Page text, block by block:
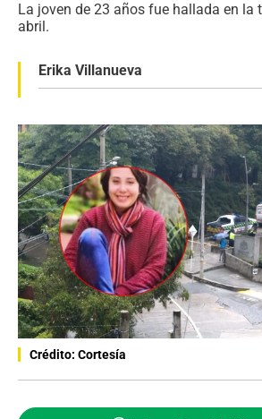
La joven de 23 años fue hallada en la
abril.
Erika Villanueva
Crédito: Cortesía